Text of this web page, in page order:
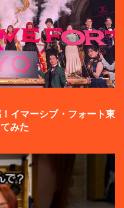
イマーシブ・フォート東
みた